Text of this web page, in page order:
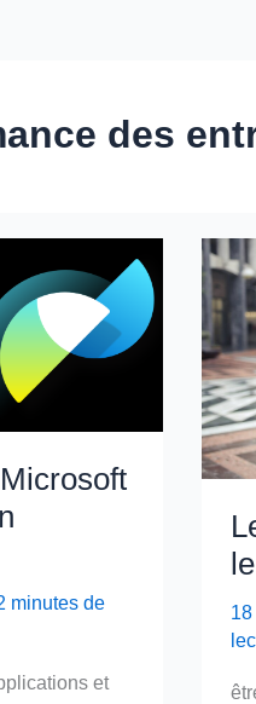
des
minutes de
et